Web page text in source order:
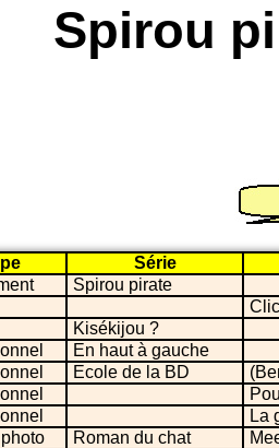
Spirou
Série
Spirou pirate
Kisékijou ?
En haut à gauche
Ecole de la BD
La
Roman du chat